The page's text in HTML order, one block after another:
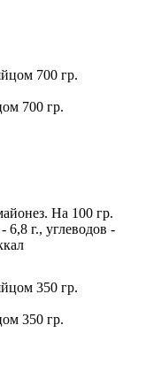
700 гр.
На 100 гр.
г., углеводов -
350 гр.